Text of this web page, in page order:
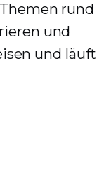
rund
und
und läuft